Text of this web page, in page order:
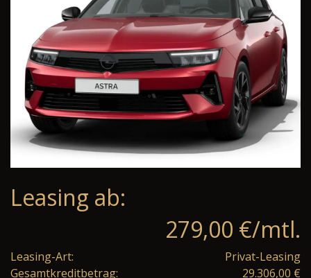
Leasing ab:
279,00 €/mtl.
Leasing-Art:
Privat-Leasing
Gesamtkreditbetrag:
29.306,00 €